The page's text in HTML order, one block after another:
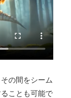
の間をシーム
ことも可能で